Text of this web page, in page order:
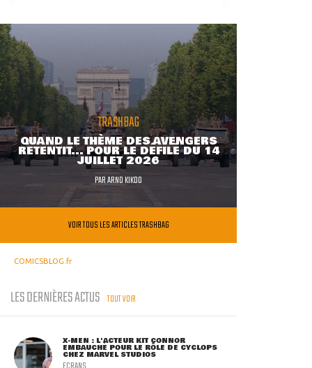
TRASHBAG
QUAND LE THÈME DES AVENGERS
RETENTIT... POUR LE DÉFILÉ DU 14
JUILLET 2026
PARARNO KIKOO
VOIR TOUS LES ARTICLES TRASHBAG
COMICSBLOG.fr
LES DERNIÈRES ACTUS TOUT VOIR
X-MEN : L'ACTEUR KIT CONNOR
EMBAUCHÉ POUR LE RÔLE DE CYCLOPS
CHEZ MARVEL STUDIOS